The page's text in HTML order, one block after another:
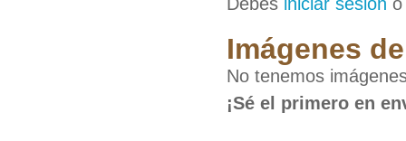
Imágenes
No tenemos
¡Sé el primero en